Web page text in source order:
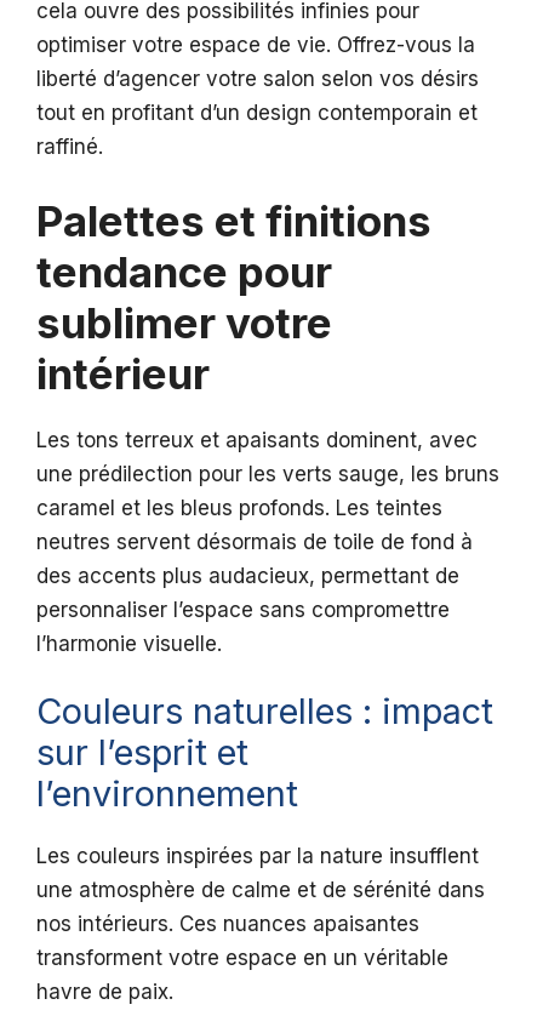
cela ouvre des possibilités infinies pour
optimiser votre espace de vie. Offrez-vous la
liberté d’agencer votre salon selon vos désirs
tout en profitant d’un design contemporain et
raffiné.
Palettes et finitions
tendance pour
sublimer votre
intérieur
Les tons terreux et apaisants dominent, avec
une prédilection pour les verts sauge, les bruns
caramel et les bleus profonds. Les teintes
neutres servent désormais de toile de fond à
des accents plus audacieux, permettant de
personnaliser l’espace sans compromettre
l’harmonie visuelle.
Couleurs naturelles : impact
sur l’esprit et
l’environnement
Les couleurs inspirées par la nature insufflent
une atmosphère de calme et de sérénité dans
nos intérieurs. Ces nuances apaisantes
transforment votre espace en un véritable
havre de paix.